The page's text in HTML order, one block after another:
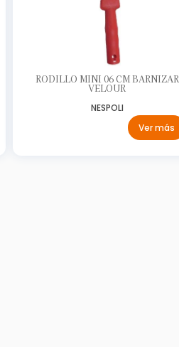
RODILLO MINI 06 CM BARNIZAR
VELOUR
NESPOLI
Ver más